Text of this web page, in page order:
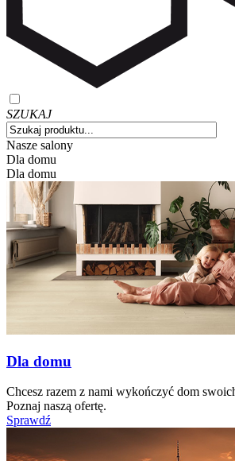
SZUKAJ
Nasze salony
Dla domu
Dla domu
Dla domu
Chcesz razem z nami wykończyć dom
Poznaj naszą ofertę.
Sprawdź